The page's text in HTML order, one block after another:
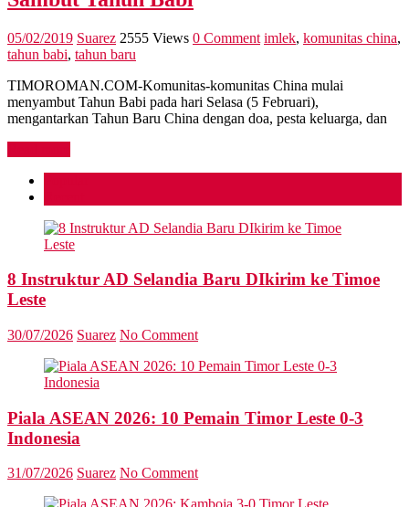
05/02/2019 Suarez 2555 Views 0 Comment imlek, komunitas china,
tahun babi, tahun baru
TIMOROMAN.COM-Komunitas-komunitas China mulai
menyambut Tahun Babi pada hari Selasa (5 Februari),
mengantarkan Tahun Baru China dengan doa, pesta keluarga, dan
8 Instruktur AD Selandia Baru DIkirim ke Timoe
Leste
30/07/2026 Suarez No Comment
Piala ASEAN 2026: 10 Pemain Timor Leste 0-3
Indonesia
31/07/2026 Suarez No Comment